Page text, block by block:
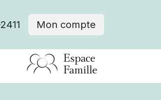
Mon compte